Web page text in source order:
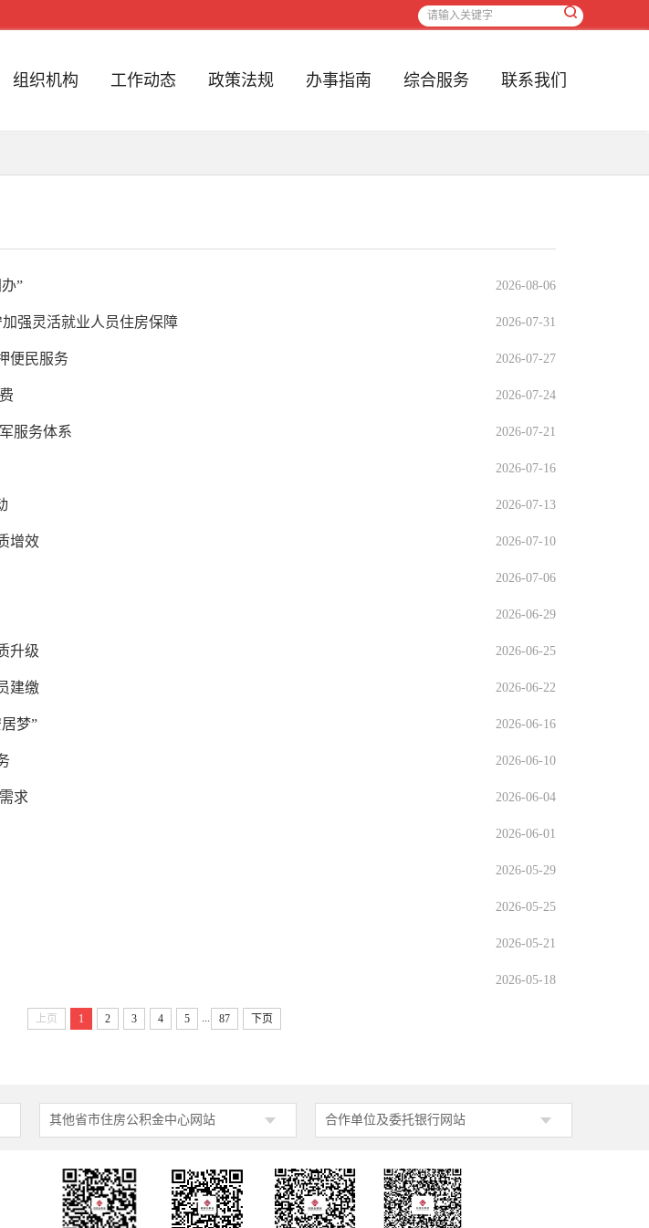
组织机构 工作动态 政策法规 办事指南 综合服务 联系我们
” 2026-08-06
强灵活就业人员住房保障 2026-07-31
便民服务 2026-07-27
2026-07-24
服务体系 2026-07-21
2026-07-16
2026-07-13
增效 2026-07-10
2026-07-06
2026-06-29
升级 2026-06-25
建缴 2026-06-22
梦” 2026-06-16
2026-06-10
求 2026-06-04
2026-06-01
2026-05-29
2026-05-25
2026-05-21
2026-05-18
上页 1 2 3 4 5 87 下页
其他省市住房公积金中心网站 合作单位及委托银行网站